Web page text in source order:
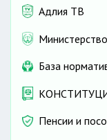
Адлия ТВ
База
Пенсии и